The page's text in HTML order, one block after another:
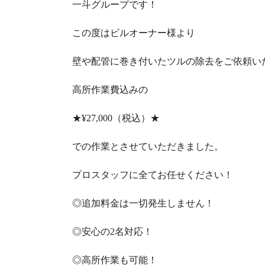
一斗グループです！
この度はビルオーナー様より
壁や配管に巻き付いたツルの除去をご依頼い
高所作業費込みの
★¥27,000 （税込） ★
での作業とさせていただきました。
プロスタッフに全てお任せください！
◎追加料金は一切発生しません！
◎安心の2名対応！
◎高所作業も可能！